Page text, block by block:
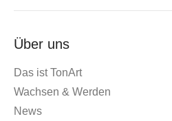
Über uns
Das ist TonArt
Wachsen & Werden
News